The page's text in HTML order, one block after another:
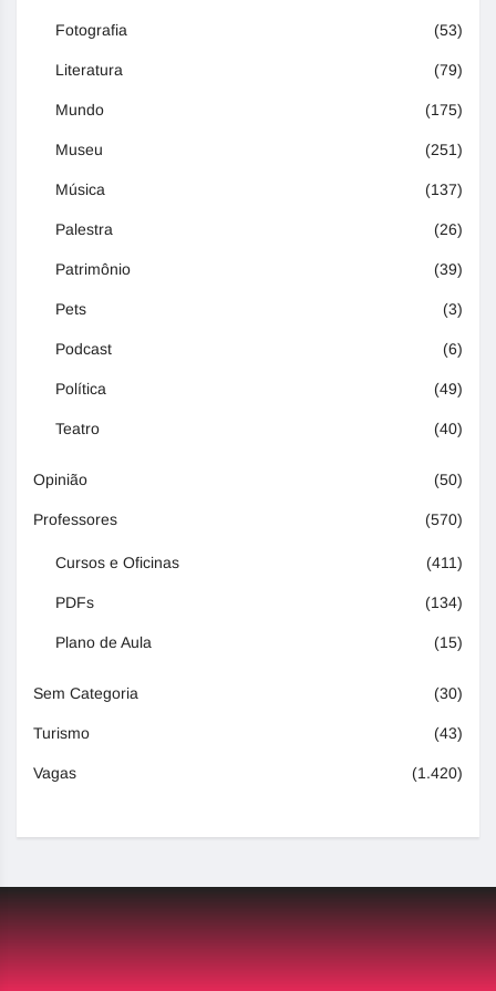
Fotografia (53)
Literatura (79)
Mundo (175)
Museu (251)
Música (137)
Palestra (26)
Patrimônio (39)
Pets (3)
Podcast (6)
Política (49)
Teatro (40)
Opinião (50)
Professores (570)
Cursos e Oficinas (411)
PDFs (134)
Plano de Aula (15)
Sem Categoria (30)
Turismo (43)
Vagas (1.420)